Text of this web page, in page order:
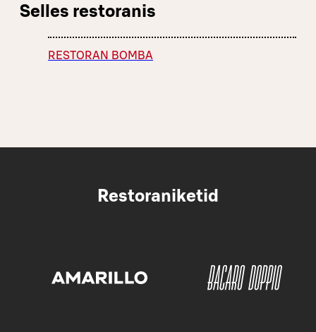
Selles restoranis
RESTORAN BOMBA
Restoraniketid